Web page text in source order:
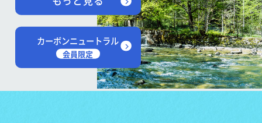
カーボンニュートラル
会員限定